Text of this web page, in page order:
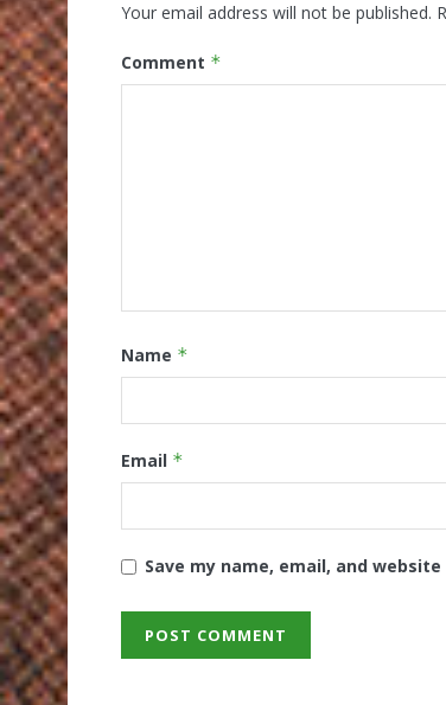
Your email address will not be published.
Comment *
Name *
Email *
Save my name, email, and